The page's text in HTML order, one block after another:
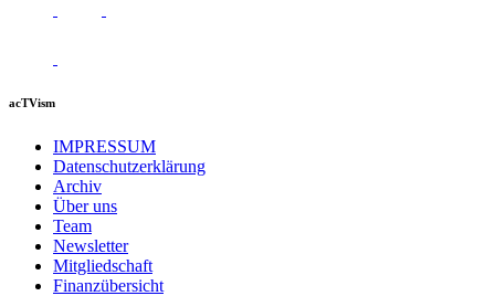
acTVism
IMPRESSUM
Datenschutzerklärung
Archiv
Über uns
Team
Newsletter
Mitgliedschaft
Finanzübersicht